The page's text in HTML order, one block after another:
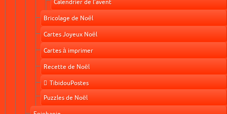
Calendrier de l'avent
Bricolage de Noël
Cartes Joyeux Noël
Cartes à imprimer
Recette de Noël
TibidouPostes
Puzzles de Noël